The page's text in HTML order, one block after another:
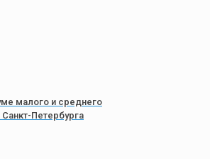
малого и среднего
Петербурга